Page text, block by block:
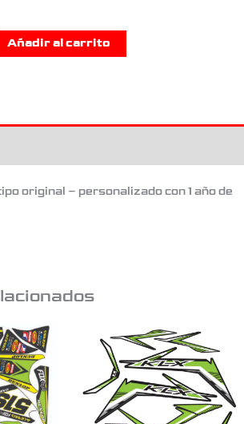
Añadir al carrito
original – personalizado con 1 año de